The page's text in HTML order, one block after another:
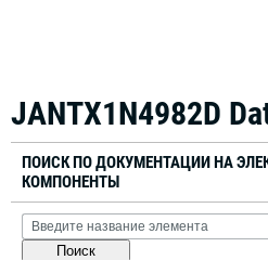
JANTX1N4982D
ПОИСК ПО ДОКУМЕНТАЦИИ НА
КОМПОНЕНТЫ
Поиск